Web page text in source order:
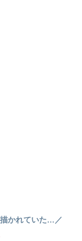
かれていた…／